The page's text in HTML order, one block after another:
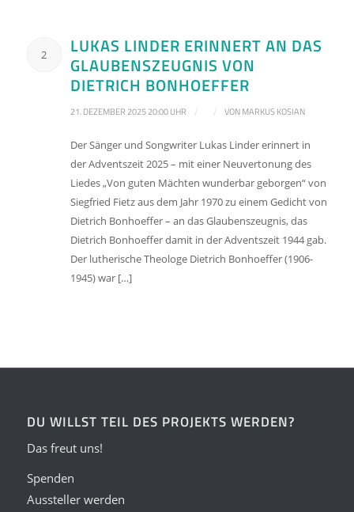
2
LUKAS LINDER ERINNERT AN DAS
GLAUBENSZEUGNIS VON
DIETRICH BONHOEFFER
21. DEZEMBER 2025 20:00 UHR / / VONMARKUS KOSIAN
Der Sänger und Songwriter Lukas Linder erinnert in
der Adventszeit 2025 – mit einer Neuvertonung des
Liedes „Von guten Mächten wunderbar geborgen“ von
Siegfried Fietz aus dem Jahr 1970 zu einem Gedicht von
Dietrich Bonhoeffer – an das Glaubenszeugnis, das
Dietrich Bonhoeffer damit in der Adventszeit 1944 gab.
Der lutherische Theologe Dietrich Bonhoeffer (1906-
1945) war […]
DU WILLST TEIL DES PROJEKTS WERDEN?
Das freut uns!
Spenden
Aussteller werden